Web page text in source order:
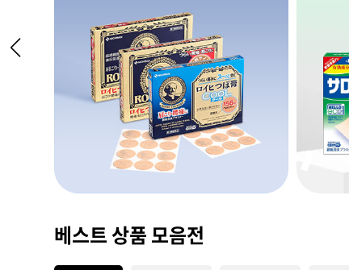
베스트 상품 모음전